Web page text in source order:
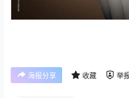
海报分享 收藏 举